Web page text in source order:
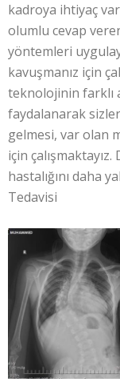
kadroya ihtiyaç
olumlu cevap
yöntemleri
kavuşmanız için
teknolojinin farklı
faydalanarak
gelmesi, var olan
için
hastalığını daha
Tedavisi